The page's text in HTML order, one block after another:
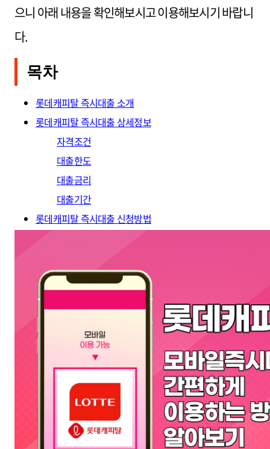
으니 아래 내용을 확인해보시고 이용해보시기 바랍니
다.
목차
롯데캐피탈 즉시대출 소개
롯데캐피탈 즉시대출 상세정보
자격조건
대출한도
대출금리
대출기간
롯데캐피탈 즉시대출 신청방법